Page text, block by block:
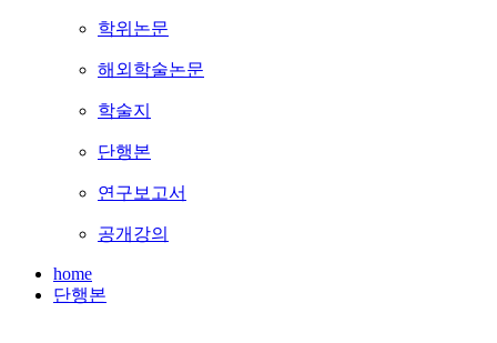
학위논문
해외학술논문
학술지
단행본
연구보고서
공개강의
home
단행본